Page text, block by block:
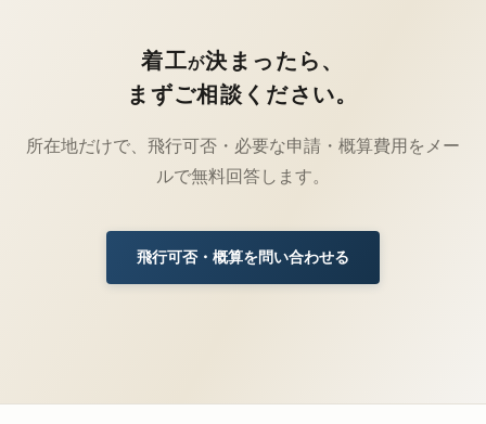
着工が決まったら、
まずご相談ください。
所在地だけで、飛行可否・必要な申請・概算費用をメー
ルで無料回答します。
飛行可否・概算を問い合わせる